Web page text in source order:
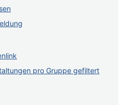
pro Gruppe gefiltert